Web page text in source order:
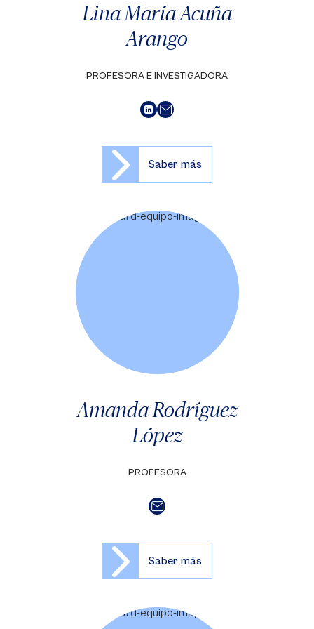
Lina María Acuña
Arango
PROFESORA E INVESTIGADORA
Saber más
Amanda Rodríguez
López
PROFESORA
Saber más